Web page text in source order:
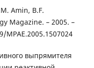
Amin, B.F.
Magazine. – 2005. –
MPAE.2005.1507024
выпрямителя